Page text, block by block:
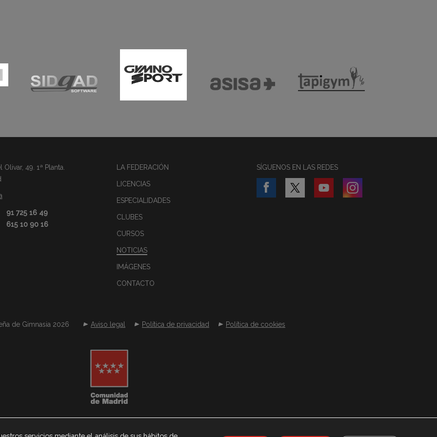
49. 1ª Planta.
91 725 16 49
615 10 90 16
LA FEDERACIÓN
LICENCIAS
ESPECIALIDADES
CLUBES
CURSOS
NOTICIAS
IMÁGENES
CONTACTO
SÍGUENOS EN LAS REDES
de Gimnasia 2026 Aviso legal Política de privacidad Política de cookies